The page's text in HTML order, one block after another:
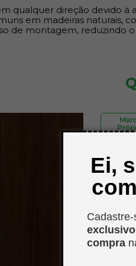
Ei,
exclusivo
compra
qualquer direção devido à
em madeiras naturais,
de montagem, reduzindo